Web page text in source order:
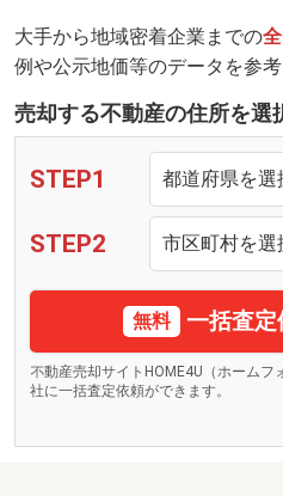
大手から地域密着企業までの
例や公示地価等のデータを参
売却する不動産の住所を選
STEP1
STEP2
無料 一括査定
不動産売却サイトHOME4U（ホーム
社に一括査定依頼ができます。